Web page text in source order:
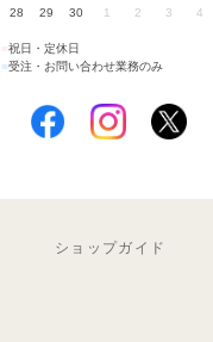
28 29 30 1 2 3 4
祝日・定休日
■受注・お問い合わせ業務のみ
ショップガイド